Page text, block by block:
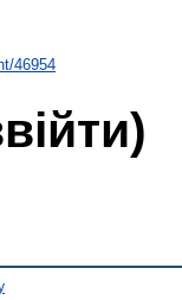
46954